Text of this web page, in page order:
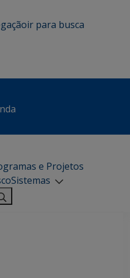
ir para busca
e Projetos
Sistemas